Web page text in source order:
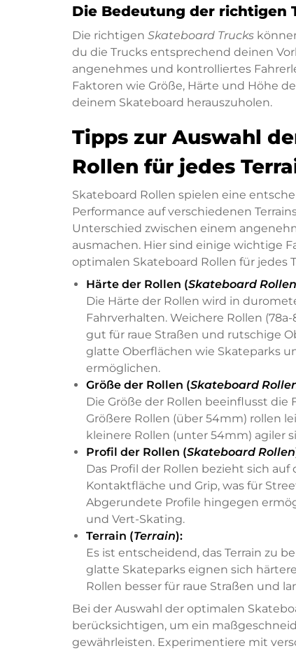
Die Bedeutung der richtigen
Die richtigen Skateboard Trucks
du die Trucks entsprechend deinen
angenehmes und kontrolliertes
Faktoren wie Größe, Härte und Höhe
deinem Skateboard herauszuholen.
Tipps zur Auswahl
Rollen für jedes
Skateboard Rollen spielen eine
Performance auf verschiedenen
Unterschied zwischen einem
ausmachen. Hier sind einige wichtige
optimalen Skateboard Rollen für jedes
Härte der Rollen (Skateboard Rollen
Die Härte der Rollen wird in
Fahrverhalten. Weichere Rollen
gut für raue Straßen und rutschige
glatte Oberflächen wie Skateparks
ermöglichen.
Größe der Rollen (Skateboard
Die Größe der Rollen beeinflusst
Größere Rollen (über 54mm) rollen
kleinere Rollen (unter 54mm) agiler
Profil der Rollen (Skateboard Rollen
Das Profil der Rollen bezieht sich
Kontaktfläche und Grip, was für
Abgerundete Profile hingegen
und Vert-Skating.
Terrain (Terrain):
Es ist entscheidend, das Terrain zu
glatte Skateparks eignen sich
Rollen besser für raue Straßen und
Bei der Auswahl der optimalen
berücksichtigen, um ein
gewährleisten. Experimentiere mit